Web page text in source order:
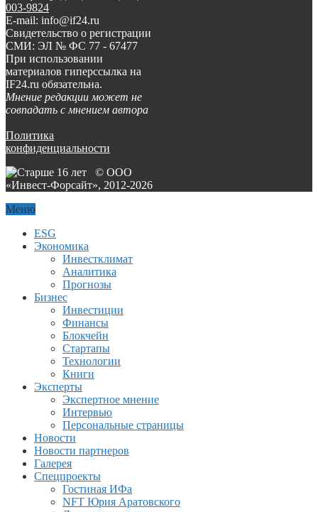
003-9824
E-mail: info@if24.ru
Свидетельство о регистрации
СМИ: ЭЛ № ФС 77 - 67477
При использовании
материалов гиперссылка на
IF24.ru обязательна.
Мнение редакции может не
совпадать с мнением автора
Политика
конфиденциальности
© ООО
«Инвест-Форсайт», 2012-2026
Меню
ESG
Экономика
Инвестклимат
Аналитика
Прогнозы
Бизнес
Инвестиции
Финансы
Блокчейн
Стартапы
Технологии
Книги
Эксперты
Экспертное мнение
Интервью
Персональные страницы
Новости
Новости партнеров
Галерея
Спецпроекты
Гостиная ИФа
NFT Юрия Аратовского